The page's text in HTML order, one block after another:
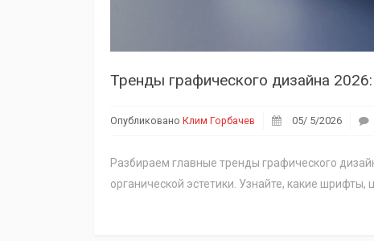
Тренды графического дизайна
Опубликовано Клим Горбачев 05/ 5/2026
Разбираем главные тренды графического
органической эстетики. Узнайте, какие